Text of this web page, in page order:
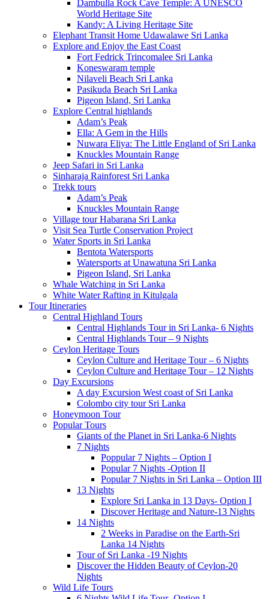
Dambulla Rock Cave Temple: A UNESCO
World Heritage Site
Kandy: A Living Heritage Site
Elephant Transit Home Udawalawe Sri Lanka
Explore and Enjoy the East Coast
Fort Fedrick Trincomalee Sri Lanka
Koneswaram temple
Nilaveli Beach Sri Lanka
Pasikuda Beach Sri Lanka
Pigeon Island, Sri Lanka
Explore Central highlands
Adam’s Peak
Ella: A Gem in the Hills
Nuwara Eliya: The Little England of Sri Lanka
Knuckles Mountain Range
Jeep Safari in Sri Lanka
Sinharaja Rainforest Sri Lanka
Trekk tours
Adam’s Peak
Knuckles Mountain Range
Village tour Habarana Sri Lanka
Visit Sea Turtle Conservation Project
Water Sports in Sri Lanka
Bentota Watersports
Watersports at Unawatuna Sri Lanka
Pigeon Island, Sri Lanka
Whale Watching in Sri Lanka
White Water Rafting in Kitulgala
Tour Itineraries
Central Highland Tours
Central Highlands Tour in Sri Lanka- 6 Nights
Central Highlands Tour – 9 Nights
Ceylon Heritage Tours
Ceylon Culture and Heritage Tour – 6 Nights
Ceylon Culture and Heritage Tour – 12 Nights
Day Excursions
A day Excursion West coast of Sri Lanka
Colombo city tour Sri Lanka
Honeymoon Tour
Popular Tours
Giants of the Planet in Sri Lanka-6 Nights
7 Nights
Poppular 7 Nights – Option I
Popular 7 Nights -Option II
Popular 7 Nights in Sri Lanka – Option III
13 Nights
Explore Sri Lanka in 13 Days- Option I
Discover Heritage and Nature-13 Nights
14 Nights
2 Weeks in Paradise on the Earth-Sri
Lanka 14 Nights
Tour of Sri Lanka -19 Nights
Discover the Hidden Beauty of Ceylon-20
Nights
Wild Life Tours